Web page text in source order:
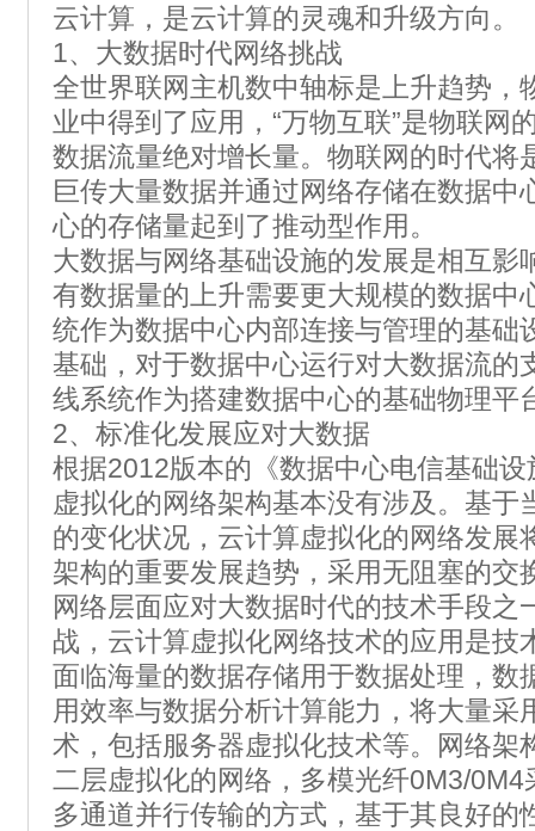
云计算，是云计算的灵魂和升级方向。
1、大数据时代网络挑战
全世界联网主机数中轴标是上升趋势，
业中得到了应用，“万物互联”是物联网
数据流量绝对增长量。物联网的时代将
巨传大量数据并通过网络存储在数据中
心的存储量起到了推动型作用。
大数据与网络基础设施的发展是相互影
有数据量的上升需要更大规模的数据中
统作为数据中心内部连接与管理的基础
基础，对于数据中心运行对大数据流的
线系统作为搭建数据中心的基础物理平
2、标准化发展应对大数据
根据2012版本的《数据中心电信基础
虚拟化的网络架构基本没有涉及。基于
的变化状况，云计算虚拟化的网络发展
架构的重要发展趋势，采用无阻塞的交
网络层面应对大数据时代的技术手段之
战，云计算虚拟化网络技术的应用是技
面临海量的数据存储用于数据处理，数
用效率与数据分析计算能力，将大量采
术，包括服务器虚拟化技术等。网络架
二层虚拟化的网络，多模光纤0M3/
多通道并行传输的方式，基于其良好的